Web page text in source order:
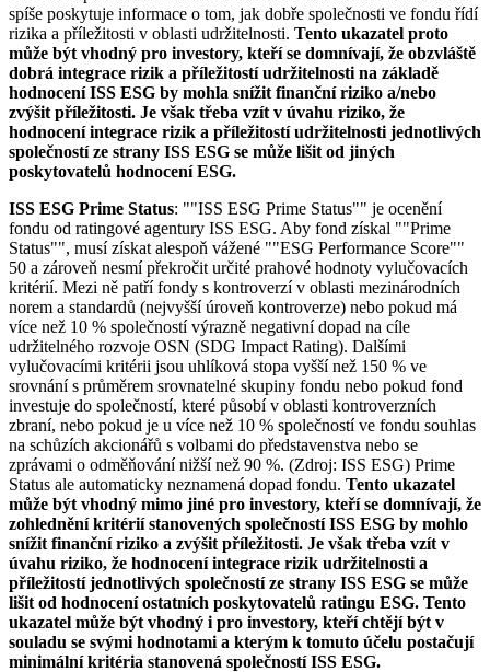
spíše poskytuje informace o tom, jak dobře společnosti ve fondu řídí
rizika a příležitosti v oblasti udržitelnosti. Tento ukazatel proto
může být vhodný pro investory, kteří se domnívají, že obzvláště
dobrá integrace rizik a příležitostí udržitelnosti na základě
hodnocení ISS ESG by mohla snížit finanční riziko a/nebo
zvýšit příležitosti. Je však třeba vzít v úvahu riziko, že
hodnocení integrace rizik a příležitostí udržitelnosti jednotlivých
společností ze strany ISS ESG se může lišit od jiných
poskytovatelů hodnocení ESG.
ISS ESG Prime Status: ""ISS ESG Prime Status"" je ocenění
fondu od ratingové agentury ISS ESG. Aby fond získal ""Prime
Status"", musí získat alespoň vážené ""ESG Performance Score""
50 a zároveň nesmí překročit určité prahové hodnoty vylučovacích
kritérií. Mezi ně patří fondy s kontroverzí v oblasti mezinárodních
norem a standardů (nejvyšší úroveň kontroverze) nebo pokud má
více než 10 % společností výrazně negativní dopad na cíle
udržitelného rozvoje OSN (SDG Impact Rating). Dalšími
vylučovacími kritérii jsou uhlíková stopa vyšší než 150 % ve
srovnání s průměrem srovnatelné skupiny fondu nebo pokud fond
investuje do společností, které působí v oblasti kontroverzních
zbraní, nebo pokud je u více než 10 % společností ve fondu souhlas
na schůzích akcionářů s volbami do představenstva nebo se
zprávami o odměňování nižší než 90 %. (Zdroj: ISS ESG) Prime
Status ale automaticky neznamená dopad fondu. Tento ukazatel
může být vhodný mimo jiné pro investory, kteří se domnívají, že
zohlednění kritérií stanovených společností ISS ESG by mohlo
snížit finanční riziko a zvýšit příležitosti. Je však třeba vzít v
úvahu riziko, že hodnocení integrace rizik udržitelnosti a
příležitostí jednotlivých společností ze strany ISS ESG se může
lišit od hodnocení ostatních poskytovatelů ratingu ESG. Tento
ukazatel může být vhodný i pro investory, kteří chtějí být v
souladu se svými hodnotami a kterým k tomuto účelu postačují
minimální kritéria stanovená společností ISS ESG.